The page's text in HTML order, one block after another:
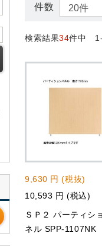
件数
検索結果34件中 1-
9,630 円 (税抜)
10,593 円 (税込)
ＳＰ２ パーティシ
ネル SPP-1107NK